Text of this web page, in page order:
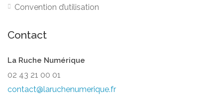
Convention d’utilisation
Contact
La Ruche Numérique
02 43 21 00 01
contact@laruchenumerique.fr